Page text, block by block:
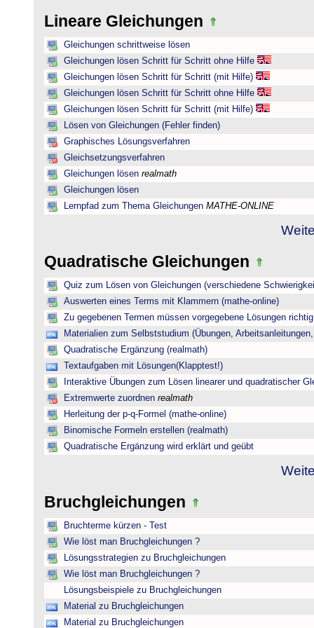
Lineare Gleichungen
Gleichungen schrittweise lösen
Gleichungen lösen Schritt für Schritt ohne Hilfe
Gleichungen lösen Schritt für Schritt (mit Hilfe)
Gleichungen lösen Schritt für Schritt ohne Hilfe
Gleichungen lösen Schritt für Schritt (mit Hilfe)
Lösen von Gleichungen (Fehler finden)
Graphisches Lösungsverfahren
Gleichsetzungsverfahren
Gleichungen lösen realmath
Gleichungen lösen
Lernpfad zum Thema Gleichungen MATHE-ONLINE
Quadratische Gleichungen
Quiz zum Lösen von Gleichungen (verschiedene
Auswerten eines Terms mit Klammern (mathe-online)
Zu gegebenen Termen müssen vorgegebene Lösungen
Materialien zum Selbststudium (Übungen,
Quadratische Ergänzung (realmath)
Textaufgaben mit Lösungen(Klapptest!)
Interaktive Übungen zum Lösen linearer und quadratischer
Extremwerte zuordnen realmath
Herleitung der p-q-Formel (mathe-online)
Binomische Formeln erstellen (realmath)
Quadratische Ergänzung wird erklärt und geübt
Bruchgleichungen
Bruchterme kürzen - Test
Wie löst man Bruchgleichungen ?
Lösungsstrategien zu Bruchgleichungen
Wie löst man Bruchgleichungen ?
Lösungsbeispiele zu Bruchgleichungen
Material zu Bruchgleichungen
Material zu Bruchgleichungen